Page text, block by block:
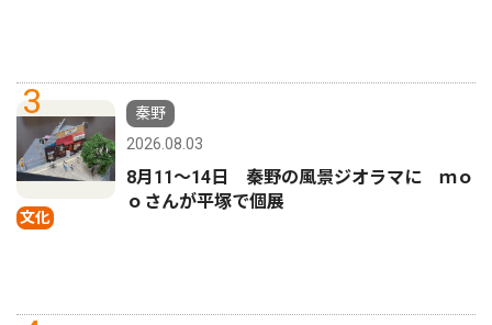
3
文化
秦野
2026.08.03
8月11〜14日 秦野の風景ジオラマに ｍｏ
ｏさんが平塚で個展